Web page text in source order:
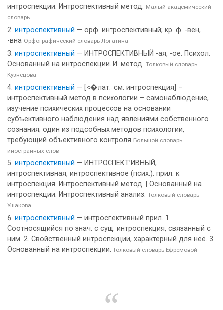
интроспекции. Интроспективный метод. Малый академический
словарь
интроспективный — орф. интроспективный; кр. ф. -вен,
-вна Орфографический словарь Лопатина
интроспективный — ИНТРОСПЕКТИВНЫЙ -ая, -ое. Психол.
Основанный на интроспекции. И. метод. Толковый словарь
Кузнецова
интроспективный — [<�лат.; см. интроспекция] –
интроспективный метод в психологии – самонаблюдение,
изучение психических процессов на основании
субъективного наблюдения над явлениями собственного
сознания; один из подсобных методов психологии,
требующий объективного контроля Большой словарь
иностранных слов
интроспективный — ИНТРОСПЕКТ’ИВНЫЙ,
интроспективная, интроспективное (псих.). прил. к
интроспекция. Интроспективный метод. | Основанный на
интроспекции. Интроспективный анализ. Толковый словарь
Ушакова
интроспективный — интроспективный прил. 1.
Соотносящийся по знач. с сущ. интроспекция, связанный с
ним. 2. Свойственный интроспекции, характерный для неё. 3.
Основанный на интроспекции. Толковый словарь Ефремовой